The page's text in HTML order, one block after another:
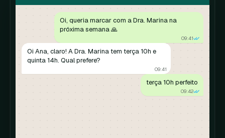
Oi, queria marcar com a Dra. Marina na
próxima semana 🙏
09:41
Oi Ana, claro! A Dra. Marina tem terça 10h e
quinta 14h. Qual prefere?
09:41
terça 10h perfeito
09:42